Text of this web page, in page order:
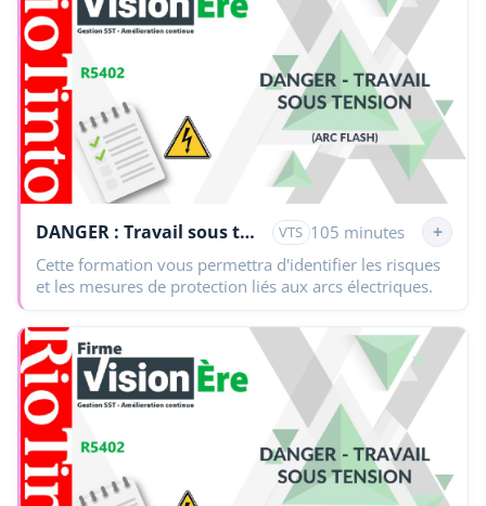
DANGER : Travail sous tension - Module 1 VTS 105 minutes +
Cette formation vous permettra d'identifier les risques
et les mesures de protection liés aux arcs électriques.